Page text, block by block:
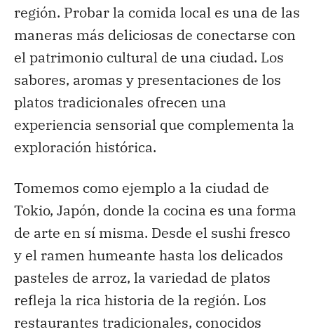
región. Probar la comida local es una de las
maneras más deliciosas de conectarse con
el patrimonio cultural de una ciudad. Los
sabores, aromas y presentaciones de los
platos tradicionales ofrecen una
experiencia sensorial que complementa la
exploración histórica.
Tomemos como ejemplo a la ciudad de
Tokio, Japón, donde la cocina es una forma
de arte en sí misma. Desde el sushi fresco
y el ramen humeante hasta los delicados
pasteles de arroz, la variedad de platos
refleja la rica historia de la región. Los
restaurantes tradicionales, conocidos